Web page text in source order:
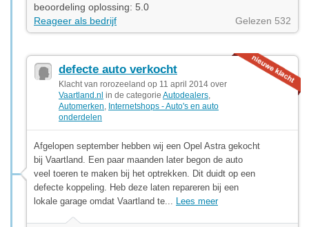
beoordeling oplossing: 5.0
Reageer als bedrijf
Gelezen 532
defecte auto verkocht
Klacht van rorozeeland op 11 april 2014 over
Vaartland.nl in de categorie Autodealers
Automerken Internetshops - Auto's en auto
onderdelen
Afgelopen september hebben wij een Opel Astra gekocht
bij Vaartland. Een paar maanden later begon de auto
veel toeren te maken bij het optrekken. Dit duidt op een
defecte koppeling. Heb deze laten repareren bij een
lokale garage omdat Vaartland te... Lees meer